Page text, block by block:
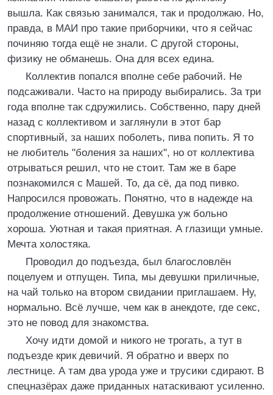
вышла. Как связью занимался, так и продолжаю. Но,
правда, в МАИ про такие приборчики, что я сейчас
починяю тогда ещё не знали. С другой стороны,
физику не обманешь. Она для всех едина.
Коллектив попался вполне себе рабочий. Не
подсаживали. Часто на природу выбирались. За три
года вполне так сдружились. Собственно, пару дней
назад с коллективом и заглянули в этот бар
спортивный, за наших поболеть, пива попить. Я то
не любитель "боления за наших", но от коллектива
отрываться решил, что не стоит. Там же в баре
познакомился с Машей. То, да сё, да под пивко.
Напросился провожать. Понятно, что в надежде на
продолжение отношений. Девушка уж больно
хороша. Уютная и такая приятная. А глазищи умные.
Мечта холостяка.
Проводил до подъезда, был благословлён
поцелуем и отпущен. Типа, мы девушки приличные,
на чай только на втором свидании приглашаем. Ну,
нормально. Всё лучше, чем как в анекдоте, где секс,
это не повод для знакомства.
Хочу идти домой и никого не трогать, а тут в
подъезде крик девичий. Я обратно и вверх по
лестнице. А там два урода уже и трусики сдирают. В
спецназёрах даже приданных натаскивают усиленно.